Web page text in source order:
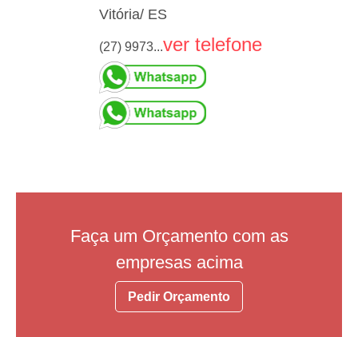
Vitória/ ES
(27) 9973...ver telefone
Faça um Orçamento com as
empresas acima
Pedir Orçamento